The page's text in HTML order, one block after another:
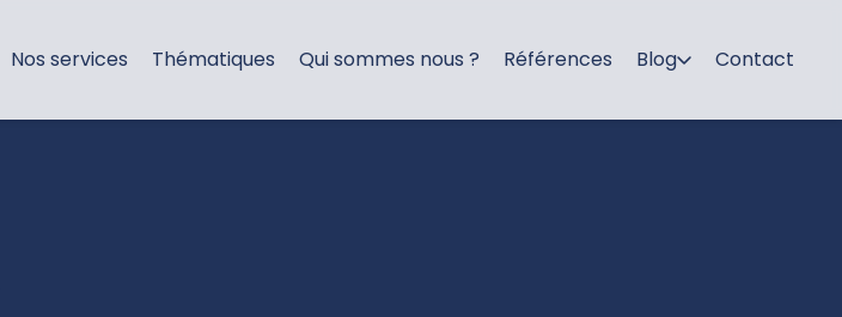
Nos services Thématiques Qui sommes nous ? Références Blog Contact